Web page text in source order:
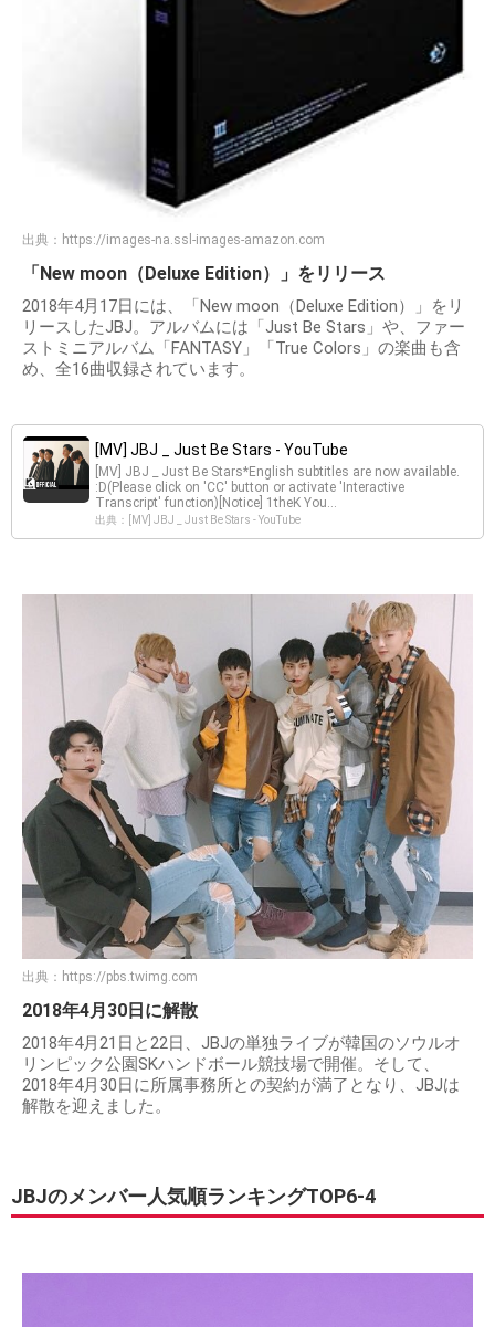
出典： https://images-na.ssl-images-amazon.com
「New moon（Deluxe Edition）」をリリース
2018年4月17日には、「New moon（Deluxe Edition）」をリ
リースしたJBJ。アルバムには「Just Be Stars」や、ファー
ストミニアルバム「FANTASY」「True Colors」の楽曲も含
め、全16曲収録されています。
[MV] JBJ _ Just Be Stars - YouTube
[MV] JBJ _ Just Be Stars*English subtitles are now available.
:D(Please click on 'CC' button or activate 'Interactive
Transcript' function)[Notice] 1theK You...
出典：[MV] JBJ _ Just Be Stars - YouTube
出典： https://pbs.twimg.com
2018年4月30日に解散
2018年4月21日と22日、JBJの単独ライブが韓国のソウルオ
リンピック公園SKハンドボール競技場で開催。そして、
2018年4月30日に所属事務所との契約が満了となり、JBJは
解散を迎えました。
JBJのメンバー人気順ランキングTOP6-4